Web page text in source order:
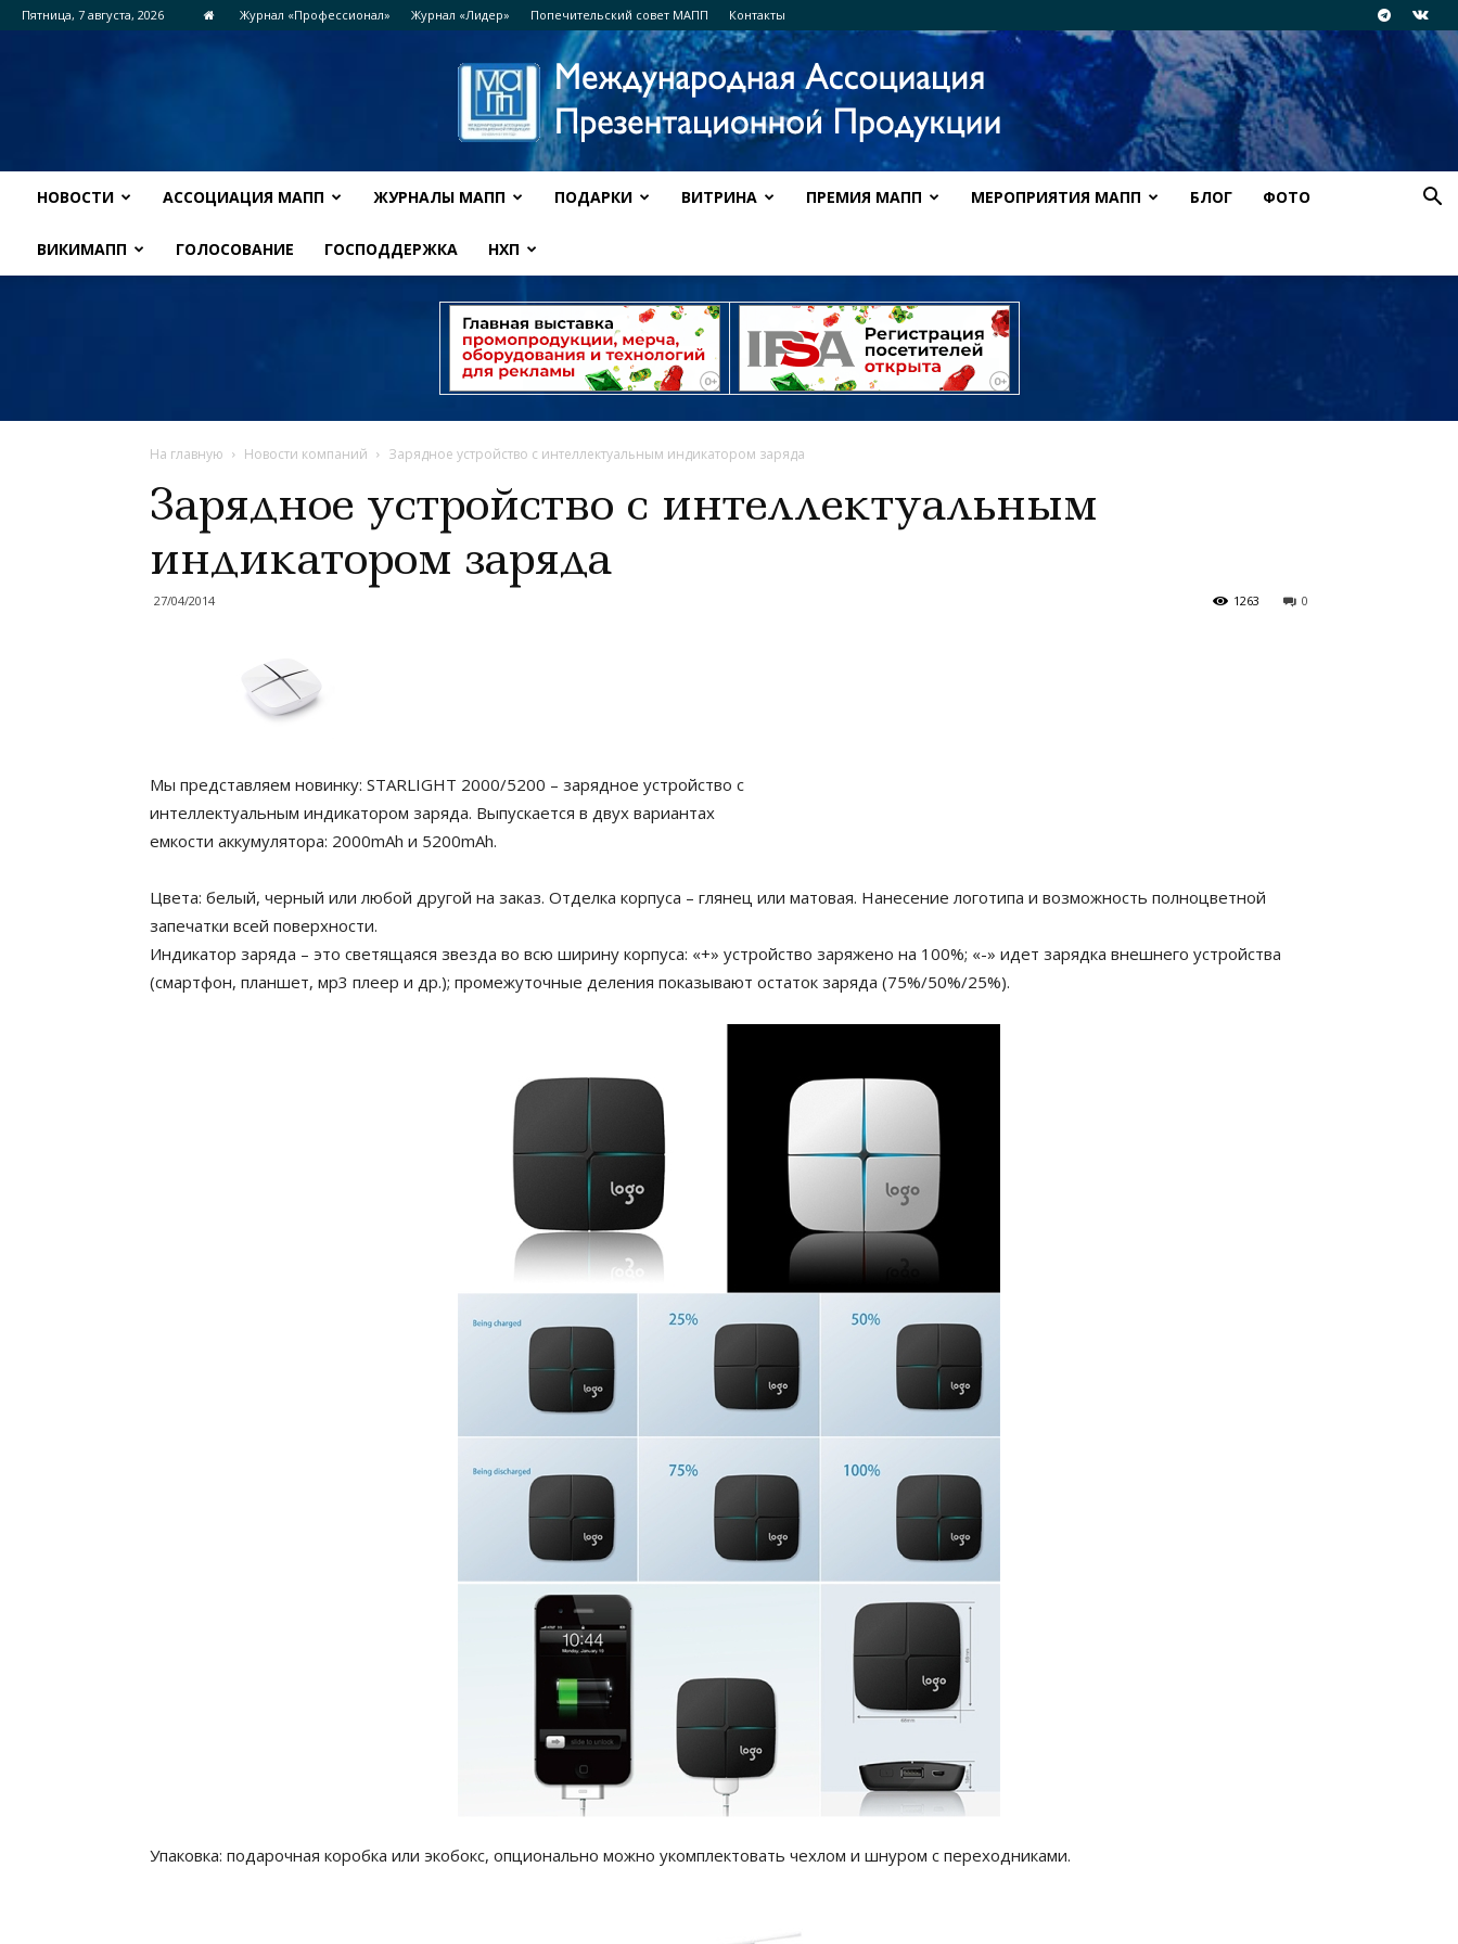
Пятница, 7 августа, 2026 Журнал «Профессионал» Журнал «Лидер» Попечительский совет МАПП Контакты
НОВОСТИ АССОЦИАЦИЯ МАПП ЖУРНАЛЫ МАПП ПОДАРКИ ВИТРИНА ПРЕМИЯ МАПП МЕРОПРИЯТИЯ МАПП БЛОГ ФОТО
ВИКИМАПП ГОЛОСОВАНИЕ ГОСПОДДЕРЖКА НХП
На главную Новости компаний Зарядное устройство с интеллектуальным индикатором заряда
Зарядное устройство с интеллектуальным
индикатором заряда
27/04/2014 0
1263
Мы представляем новинку: STARLIGHT 2000/5200 – зарядное устройство с
интеллектуальным индикатором заряда. Выпускается в двух вариантах
емкости аккумулятора: 2000mAh и 5200mAh.
Цвета: белый, черный или любой другой на заказ. Отделка корпуса – глянец или матовая. Нанесение логотипа и возможность полноцветной
запечатки всей поверхности.
Индикатор заряда – это светящаяся звезда во всю ширину корпуса: «+» устройство заряжено на 100%; «-» идет зарядка внешнего устройства
(смартфон, планшет, мр3 плеер и др.); промежуточные деления показывают остаток заряда (75%/50%/25%).
Упаковка: подарочная коробка или экобокс, опционально можно укомплектовать чехлом и шнуром с переходниками.